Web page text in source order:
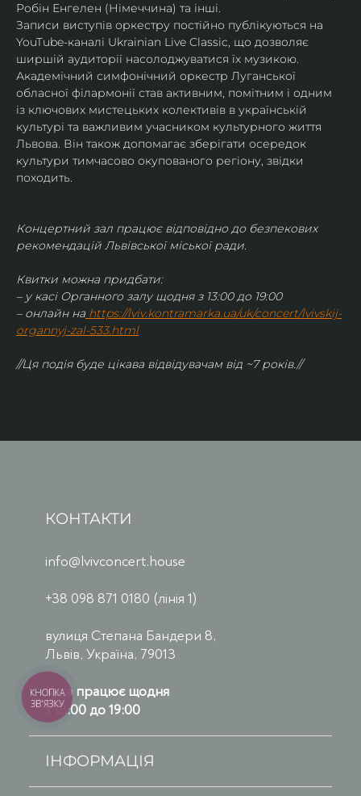
Робін Енгелен (Німеччина) та інші.
Записи виступів оркестру постійно публікуються на
YouTube-каналі Ukrainian Live Classic, що дозволяє
ширшій аудиторії насолоджуватися їх музикою​.
Академічний симфонічний оркестр Луганської
обласної філармонії став активним, помітним і одним
із ключових мистецьких колективів в українській
культурі та важливим учасником культурного життя
Львова. Він також допомагає зберігати осередок
культури тимчасово окупованого регіону, звідки
походить.
Концертний зал працює відповідно до безпекових
рекомендацій Львівської міської ради.
Квитки можна придбати:
– у касі Органного залу щодня з 13:00 до 19:00
– онлайн на https://lviv.kontramarka.ua/uk/concert/lvivskij-
organnyj-zal-533.html
//Ця подія буде цікава відвідувачам від ~7 років.//
КОНТАКТИ
info@lvivconcert.house
+38 098 871 0180 (лінія 1)
вулиця Степана Бандери 8,
Львів, Україна, 79013
Каса працює щодня
з 13:00 до 19:00
ІНФОРМАЦІЯ
КНОПКА
ЗВ'ЯЗКУ